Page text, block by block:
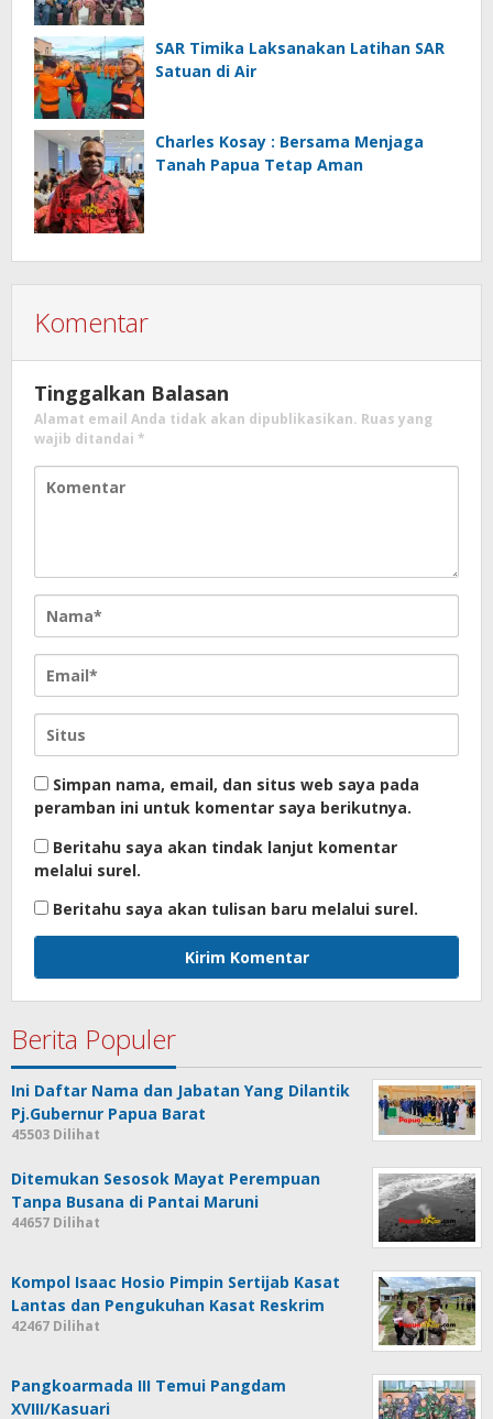
SAR Timika Laksanakan Latihan SAR
Satuan di Air
Charles Kosay : Bersama Menjaga
Tanah Papua Tetap Aman
Komentar
Tinggalkan Balasan
Alamat email Anda tidak akan dipublikasikan. Ruas yang
wajib ditandai *
Simpan nama, email, dan situs web saya pada
peramban ini untuk komentar saya berikutnya.
Beritahu saya akan tindak lanjut komentar
melalui surel.
Beritahu saya akan tulisan baru melalui surel.
Berita Populer
Ini Daftar Nama dan Jabatan Yang Dilantik
Pj.Gubernur Papua Barat
45503 Dilihat
Ditemukan Sesosok Mayat Perempuan
Tanpa Busana di Pantai Maruni
44657 Dilihat
Kompol Isaac Hosio Pimpin Sertijab Kasat
Lantas dan Pengukuhan Kasat Reskrim
42467 Dilihat
Pangkoarmada III Temui Pangdam
XVIII/Kasuari